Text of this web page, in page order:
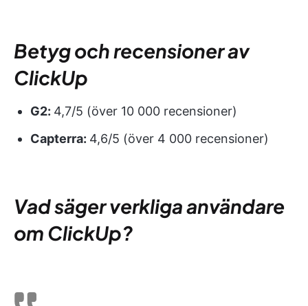
Betyg och recensioner av
ClickUp
G2: 4,7/5 (över 10 000 recensioner)
Capterra: 4,6/5 (över 4 000 recensioner)
Vad säger verkliga användare
om ClickUp?